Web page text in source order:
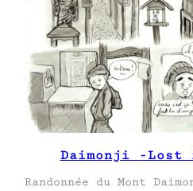
Daimonji -Lost
Randonnée du Mont